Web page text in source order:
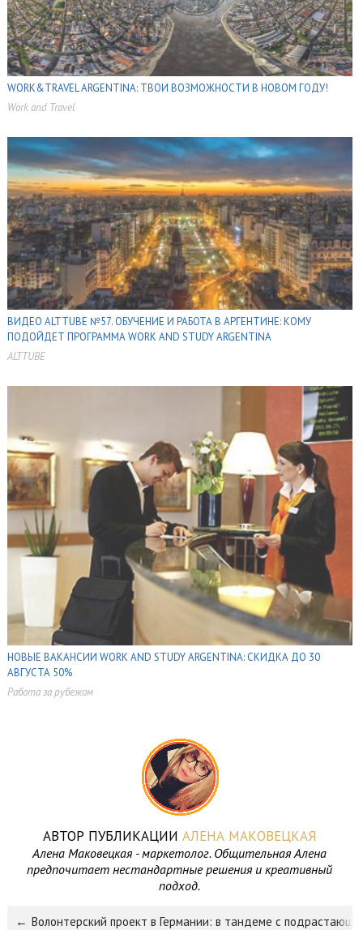
WORK&TRAVEL ARGENTINA: ТВОИ ВОЗМОЖНОСТИ В НОВОМ ГОДУ!
Work and Travel
ВИДЕО ALTTUBE №57. ОБУЧЕНИЕ И РАБОТА В АРГЕНТИНЕ: КОМУ
ПОДОЙДЕТ ПРОГРАММА WORK AND STUDY ARGENTINA
ALTTUBE
НОВЫЕ ВАКАНСИИ WORK AND STUDY ARGENTINA: СКИДКА ДО 30
АВГУСТА 50%
Работа за рубежом
АВТОР ПУБЛИКАЦИИ АЛЕНА МАКОВЕЦКАЯ
Алена Маковецкая - маркетолог. Общительная Алена
предпочитает нестандартные решения и креативный
подход.
Волонтерский проект в Германии: в тандеме с